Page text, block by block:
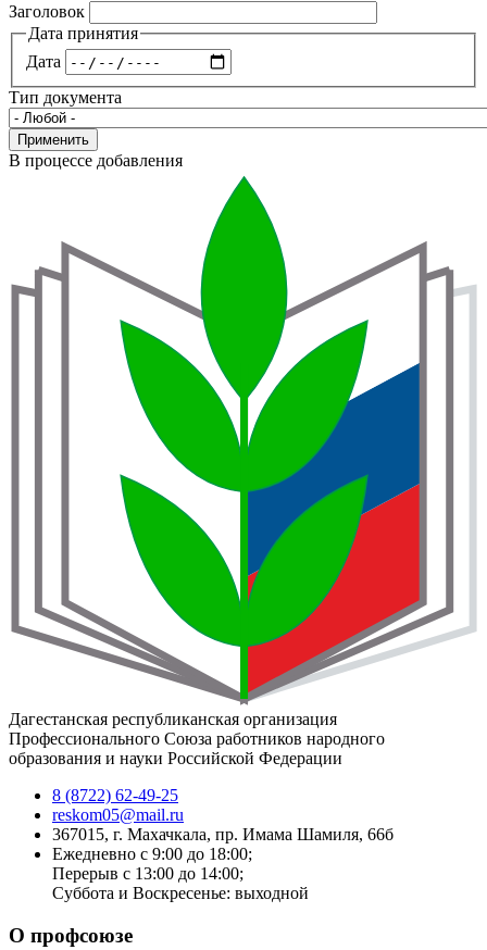
Заголовок
Дата принятия
Дата
Тип документа
Применить
В процессе добавления
Дагестанская республиканская организация
Профессионального Союза работников народного
образования и науки Российской Федерации
8 (8722) 62-49-25
reskom05@mail.ru
367015, г. Махачкала, пр. Имама Шамиля, 66б
Ежедневно с 9:00 до 18:00;
Перерыв с 13:00 до 14:00;
Суббота и Воскресенье: выходной
О профсоюзе